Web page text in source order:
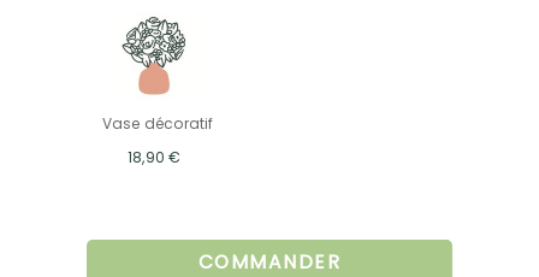
Vase décoratif
18,90 €
COMMANDER